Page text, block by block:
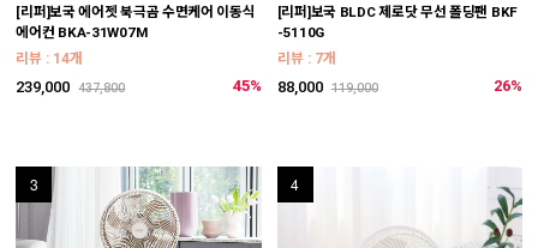
[리퍼]보국 에어젯 북극곰 수면케어 이동식
에어컨 BKA-31W07M
리뷰 : 14개
45%
239,000 437,800
[리퍼]보국 BLDC 제로닷 무선 폴딩팬 BKF
-5110G
리뷰 : 7개
26%
88,000 119,000
3 4